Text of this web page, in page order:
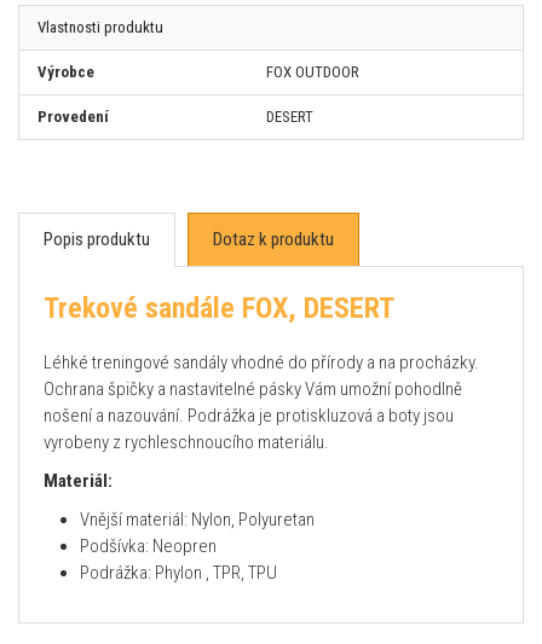
Vlastnosti produktu
Výrobce FOX OUTDOOR
Provedení DESERT
Popis produktu Dotaz k produktu
Trekové sandále FOX, DESERT
Léhké treningové sandály vhodné do přírody a na procházky.
Ochrana špičky a nastavitelné pásky Vám umožní pohodlně
nošení a nazouvání. Podrážka je protiskluzová a boty jsou
vyrobeny z rychleschnoucího materiálu.
Materiál:
Vnější materiál: Nylon, Polyuretan
Podšívka: Neopren
Podrážka: Phylon , TPR, TPU